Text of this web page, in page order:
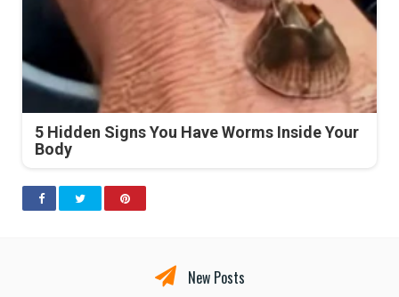
5 Hidden Signs You Have Worms Inside Your
Body
New Posts